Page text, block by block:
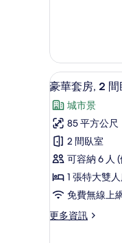
房
的
詳
情
顯
示
豪
華
套
房,
2
間
臥
13
豪華套房, 2 間
城市景
85 平方公尺
2 間臥室
可容納 6 人
1 張特大雙
免費無線上
更多資訊
更